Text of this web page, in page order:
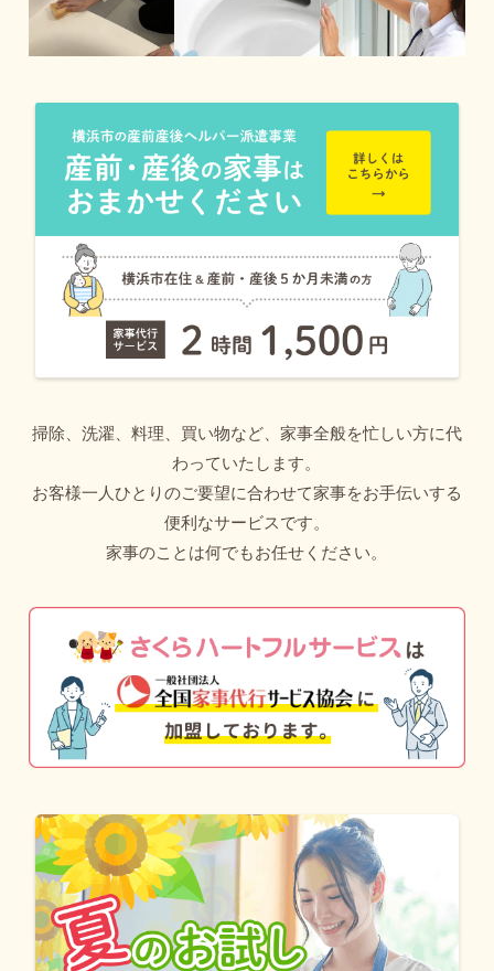
掃除、洗濯、料理、買い物など、家事全般を忙しい方に代
わっていたします。
お客様一人ひとりのご要望に合わせて家事をお手伝いする
便利なサービスです。
家事のことは何でもお任せください。